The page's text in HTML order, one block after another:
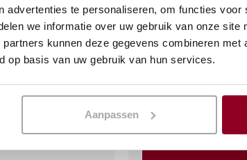
advertenties te personaliseren, om functies voor
we informatie over uw gebruik van onze site
kunnen deze gegevens combineren met
op basis van uw gebruik van hun services.
Aanpassen
230V
Prikkabel 25
lampen Gekleurd
€28,74